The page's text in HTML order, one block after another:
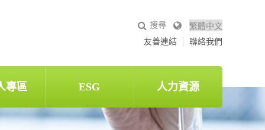
友善連結 聯絡我們
專區 ESG 人力資源